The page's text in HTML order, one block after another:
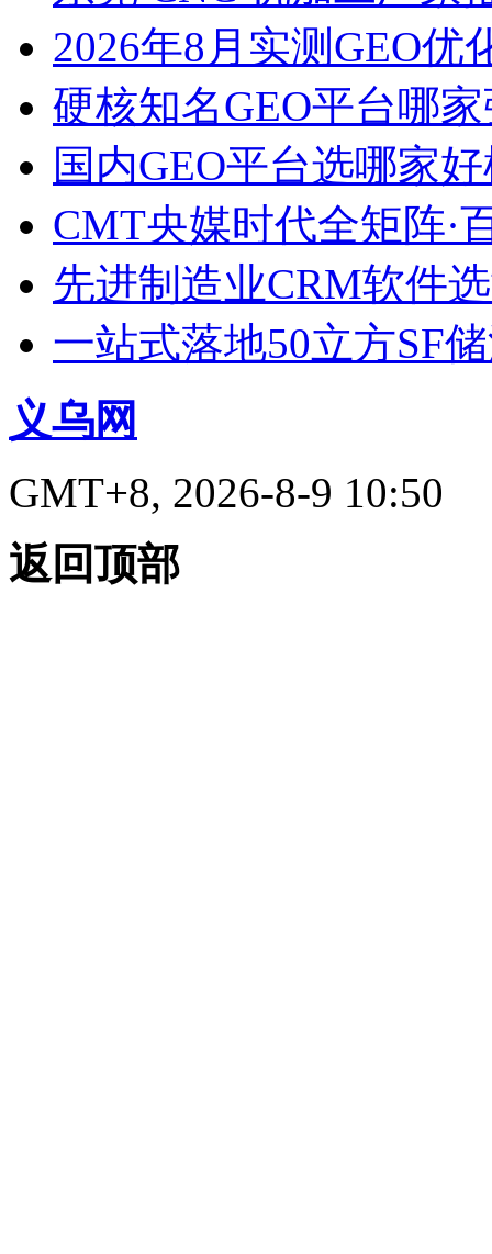
2026年8月实测GEO优
硬核知名GEO平台哪
国内GEO平台选哪家
CMT央媒时代全矩阵·
先进制造业CRM软件
一站式落地50立方SF
义乌网
GMT+8, 2026-8-9 10:50
返回顶部